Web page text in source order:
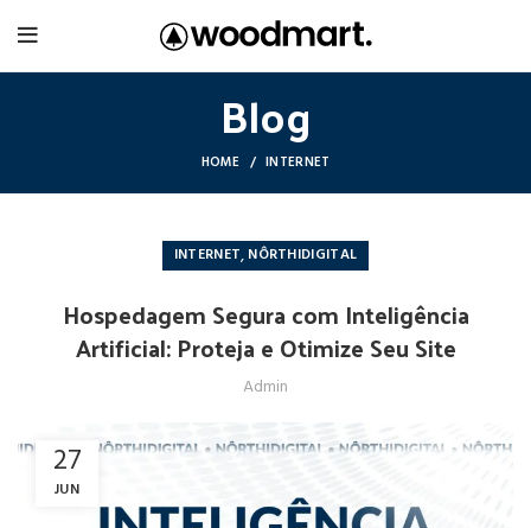
Blog
HOME INTERNET
INTERNET, NÔRTHIDIGITAL
Hospedagem Segura com Inteligência
Artificial: Proteja e Otimize Seu Site
Admin
27
JUN